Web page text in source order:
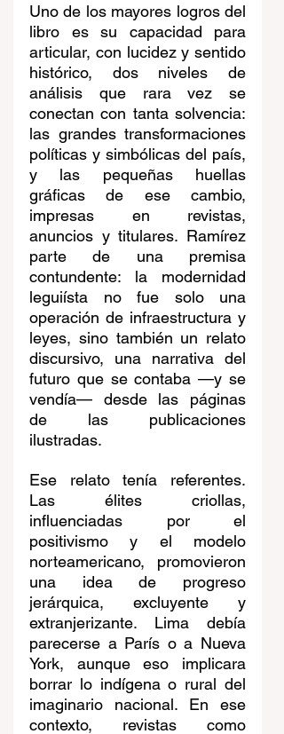
Uno de los mayores logros del
libro es su capacidad para
articular, con lucidez y sentido
histórico, dos niveles de
análisis que rara vez se
conectan con tanta solvencia:
las grandes transformaciones
políticas y simbólicas del país,
y las pequeñas huellas
gráficas de ese cambio,
impresas en revistas,
anuncios y titulares. Ramírez
parte de una premisa
contundente: la modernidad
leguiísta no fue solo una
operación de infraestructura y
leyes, sino también un relato
discursivo, una narrativa del
futuro que se contaba —y se
vendía— desde las páginas
de las publicaciones
ilustradas.
Ese relato tenía referentes.
Las élites criollas,
influenciadas por el
positivismo y el modelo
norteamericano, promovieron
una idea de progreso
jerárquica, excluyente y
extranjerizante. Lima debía
parecerse a París o a Nueva
York, aunque eso implicara
borrar lo indígena o rural del
imaginario nacional. En ese